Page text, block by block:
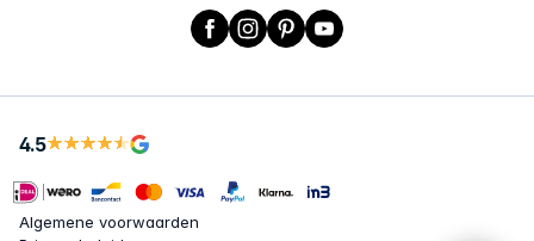
Facebook
Instagram
PinterestYouTube
4.5
Algemene voorwaarden